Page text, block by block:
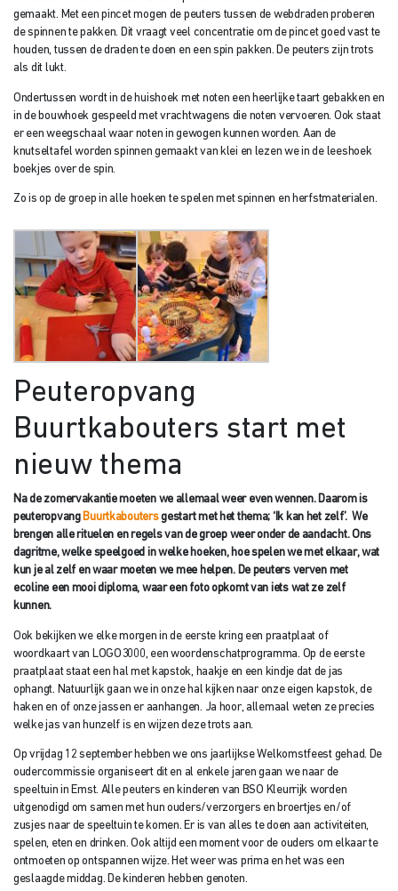
gemaakt. Met een pincet mogen de peuters tussen de webdraden proberen
de spinnen te pakken. Dit vraagt veel concentratie om de pincet goed vast te
houden, tussen de draden te doen en een spin pakken. De peuters zijn trots
als dit lukt.
Ondertussen wordt in de huishoek met noten een heerlijke taart gebakken en
in de bouwhoek gespeeld met vrachtwagens die noten vervoeren. Ook staat
er een weegschaal waar noten in gewogen kunnen worden. Aan de
knutseltafel worden spinnen gemaakt van klei en lezen we in de leeshoek
boekjes over de spin.
Zo is op de groep in alle hoeken te spelen met spinnen en herfstmaterialen.
Peuteropvang
Buurtkabouters start met
nieuw thema
Na de zomervakantie moeten we allemaal weer even wennen. Daarom is
peuteropvang Buurtkaboutersgestart met het thema; ‘Ik kan het zelf’. We
brengen alle rituelen en regels van de groep weer onder de aandacht. Ons
dagritme, welke speelgoed in welke hoeken, hoe spelen we met elkaar, wat
kun je al zelf en waar moeten we mee helpen. De peuters verven met
ecoline een mooi diploma, waar een foto opkomt van iets wat ze zelf
kunnen.
Ook bekijken we elke morgen in de eerste kring een praatplaat of
woordkaart van LOGO3000, een woordenschatprogramma. Op de eerste
praatplaat staat een hal met kapstok, haakje en een kindje dat de jas
ophangt. Natuurlijk gaan we in onze hal kijken naar onze eigen kapstok, de
haken en of onze jassen er aanhangen. Ja hoor, allemaal weten ze precies
welke jas van hunzelf is en wijzen deze trots aan.
Op vrijdag 12 september hebben we ons jaarlijkse Welkomstfeest gehad. De
oudercommissie organiseert dit en al enkele jaren gaan we naar de
speeltuin in Emst. Alle peuters en kinderen van BSO Kleurrijk worden
uitgenodigd om samen met hun ouders/verzorgers en broertjes en/of
zusjes naar de speeltuin te komen. Er is van alles te doen aan activiteiten,
spelen, eten en drinken. Ook altijd een moment voor de ouders om elkaar te
ontmoeten op ontspannen wijze. Het weer was prima en het was een
geslaagde middag. De kinderen hebben genoten.